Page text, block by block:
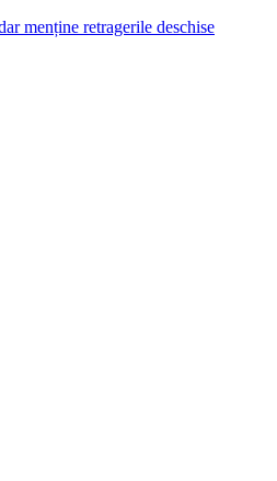
menține retragerile deschise